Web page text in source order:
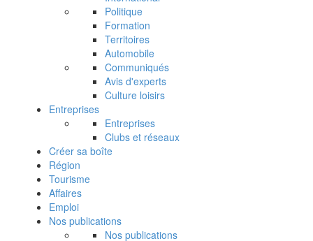
Politique
Formation
Territoires
Automobile
Communiqués
Avis d'experts
Culture loisirs
Entreprises
Entreprises
Clubs et réseaux
Créer sa boîte
Région
Tourisme
Affaires
Emploi
Nos publications
Nos publications